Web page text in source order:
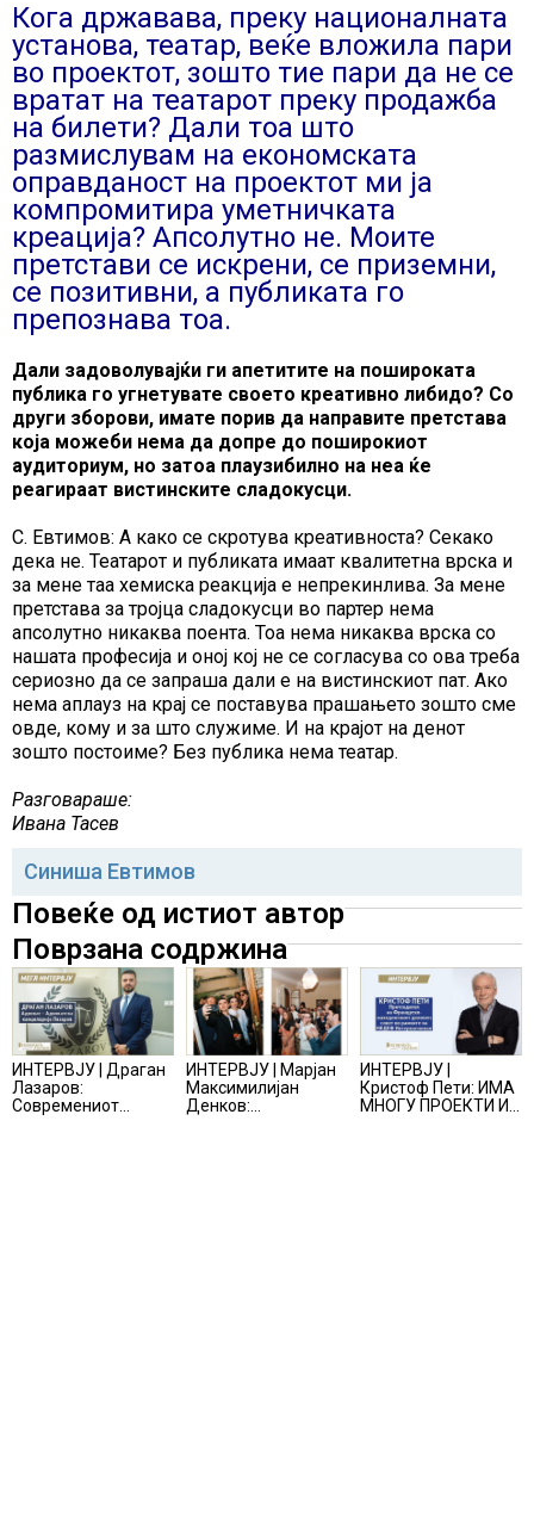
Кога државава, преку националната
установа, театар, веќе вложила пари
во проектот, зошто тие пари да не се
вратат на театарот преку продажба
на билети? Дали тоа што
размислувам на економската
оправданост на проектот ми ја
компромитира уметничката
креација? Апсолутно не. Моите
претстави се искрени, се приземни,
се позитивни, а публиката го
препознава тоа.
Дали задоволувајќи ги апетитите на пошироката
публика го угнетувате своето креативно либидо? Со
други зборови, имате порив да направите претстава
која можеби нема да допре до поширокиот
аудиториум, но затоа плаузибилно на неа ќе
реагираат вистинските сладокусци.
С. Евтимов: А како се скротува креативноста? Секако
дека не. Театарот и публиката имаат квалитетна врска и
за мене таа хемиска реакција е непрекинлива. За мене
претстава за тројца сладокусци во партер нема
апсолутно никаква поента. Тоа нема никаква врска со
нашата професија и оној кој не се согласува со ова треба
сериозно да се запраша дали е на вистинскиот пат. Ако
нема аплауз на крај се поставува прашањето зошто сме
овде, кому и за што служиме. И на крајот на денот
зошто постоиме? Без публика нема театар.
Разговараше:
Ивана Тасев
Синиша Евтимов
Повеќе од истиот автор
Поврзана содржина
ИНТЕРВЈУ | Драган
Лазаров:
Современиот
ИНТЕРВЈУ | Марјан
Максимилијан
Денков:
ИНТЕРВЈУ |
Кристоф Пети: ИМА
МНОГУ ПРОЕКТИ И